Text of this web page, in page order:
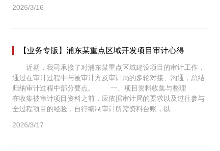
2026/3/16
【业务专版】浦东某重点区域开发项目审计心得
近期，我司承接了对浦东某重点区域建设项目的审计工作，
通过在审计过程中与被审计方及审计局的多轮对接、沟通，总结
归纳审计过程中部分要点。 一、项目资料收集与整理
在收集被审计项目资料之前，应依据审计局的要求以及过往参与
全过程项目的经验，自行编制审计所需资料台账，以...
2026/3/17